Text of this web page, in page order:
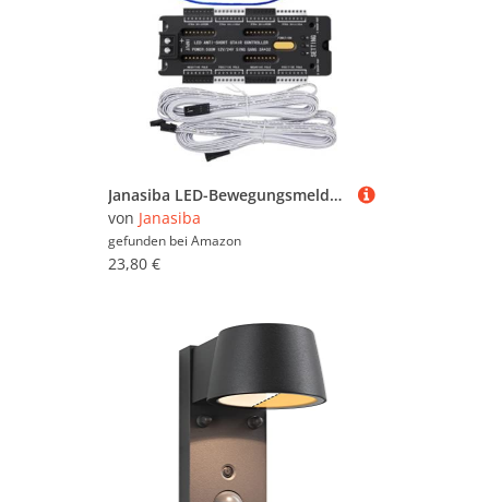
Janasiba LED-Bewegungsmelder-Controller für Treppen, 32-Kanal-Dimmung, Nachtbeleuchtung für Den Innenbereich, 12 V/24 V, LED-Streifen, Treppenhaus-Controller
von Janasiba
gefunden bei Amazon
23,80 €